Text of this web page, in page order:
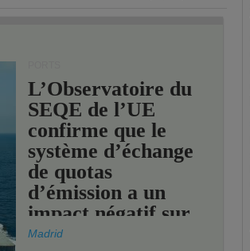
L’Observatoire du
SEQE de l’UE
confirme que le
système d’échange
de quotas
d’émission a un
impact négatif sur
les ports de l’UE.
Madrid